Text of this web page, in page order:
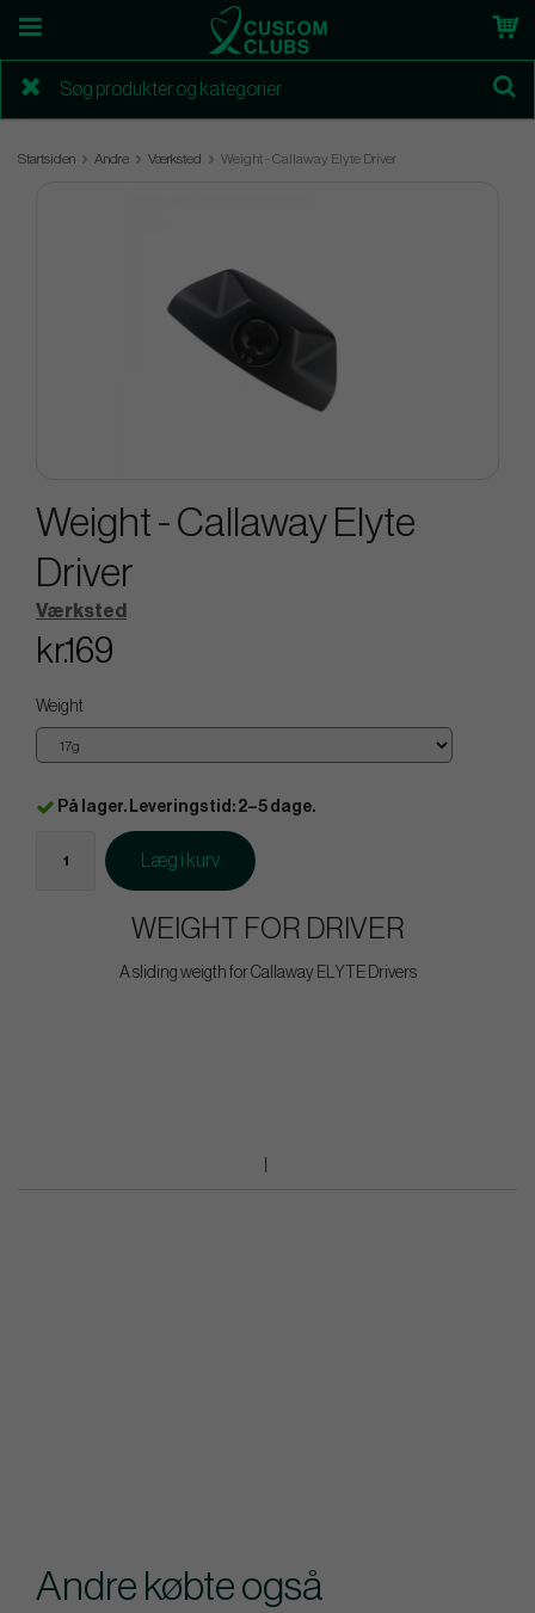
Startsiden Andre Værksted Weight - Callaway Elyte Driver
Weight - Callaway Elyte
Driver
Værksted
kr.169
Weight
På lager. Leveringstid: 2–5 dage.
Læg i kurv
WEIGHT FOR DRIVER
A sliding weigth for Callaway ELYTE Drivers
Andre købte også